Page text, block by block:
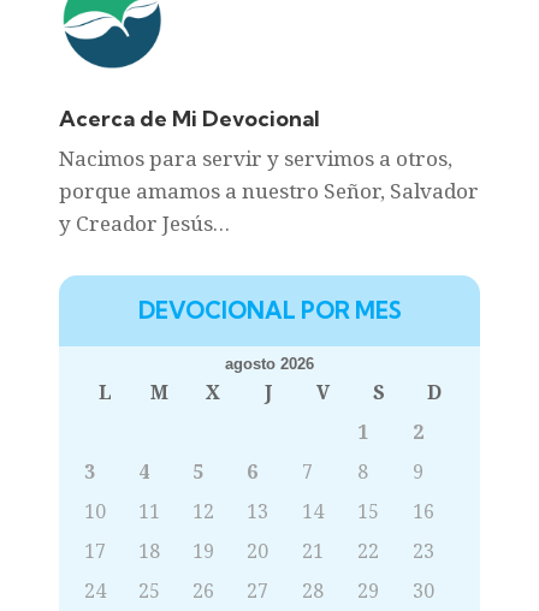
Acerca de Mi Devocional
Nacimos para servir y servimos a otros,
porque amamos a nuestro Señor, Salvador
y Creador Jesús…
DEVOCIONAL POR MES
agosto 2026
L M X J V S
D
1
2
3
4 5 6 7 8
9
10
11 12 13 14 15
16
17
18 19 20 21 22
23
24
25 26 27 28 29
30